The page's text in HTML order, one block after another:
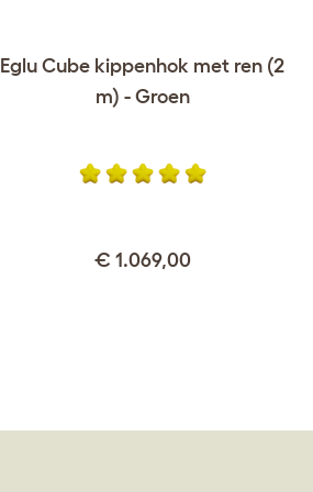
Eglu Cube kippenhok met ren (2
m) - Groen
€ 1.069,00